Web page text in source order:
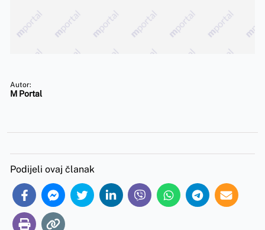
Autor:
M Portal
Podijeli ovaj članak